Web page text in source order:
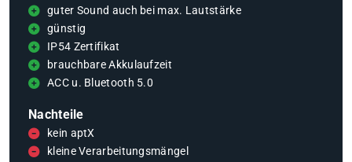
guter Sound auch bei max. Lautstärke
günstig
IP54 Zertifikat
brauchbare Akkulaufzeit
ACC u. Bluetooth 5.0
Nachteile
kein aptX
kleine Verarbeitungsmängel